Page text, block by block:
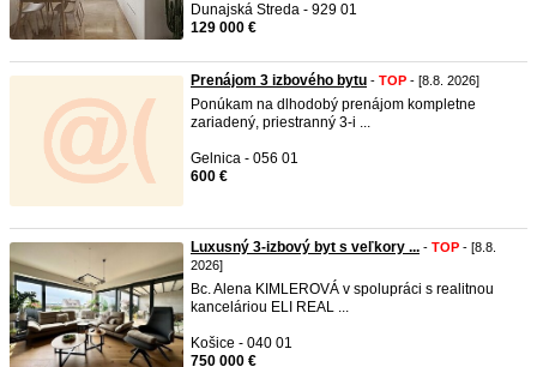
Dunajská Streda - 929 01
129 000 €
Prenájom 3 izbového bytu - TOP - [8.8. 2026]
Ponúkam na dlhodobý prenájom kompletne
zariadený, priestranný 3-i ...
Gelnica - 056 01
600 €
Luxusný 3-izbový byt s veľkory ... - TOP - [8.8.
2026]
Bc. Alena KIMLEROVÁ v spolupráci s realitnou
kanceláriou ELI REAL ...
Košice - 040 01
750 000 €